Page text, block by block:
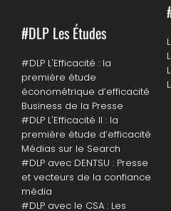
#DLP Les Études
#DLP L'Efficacité : la
première étude
économétrique d’efficacité
Business de la Presse
#DLP L'Efficacité II : la
première étude d’efficacité
Médias sur le Search
#DLP avec DENTSU : Presse
et vecteurs de la confiance
média
#DLP avec le CSA : Les